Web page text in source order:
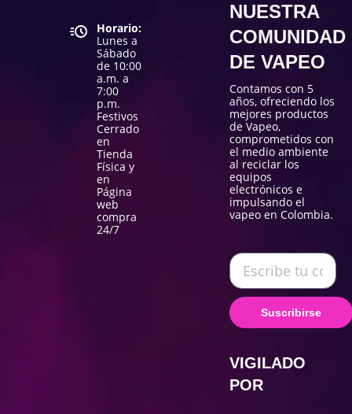
Horario:
Lunes a
Sábado
de 10:00
a.m. a
7:00
p.m.
Festivos
Cerrado
en
Tienda
Física y
en
Página
web
compra
24/7
NUESTRA
COMUNIDAD
DE VAPEO
Contamos con 5
años, ofreciendo los
mejores productos
de Vapeo,
comprometidos con
el medio ambiente
al reciclar los
equipos
electrónicos e
impulsando el
vapeo en Colombia.
Suscribirse
VIGILADO
POR